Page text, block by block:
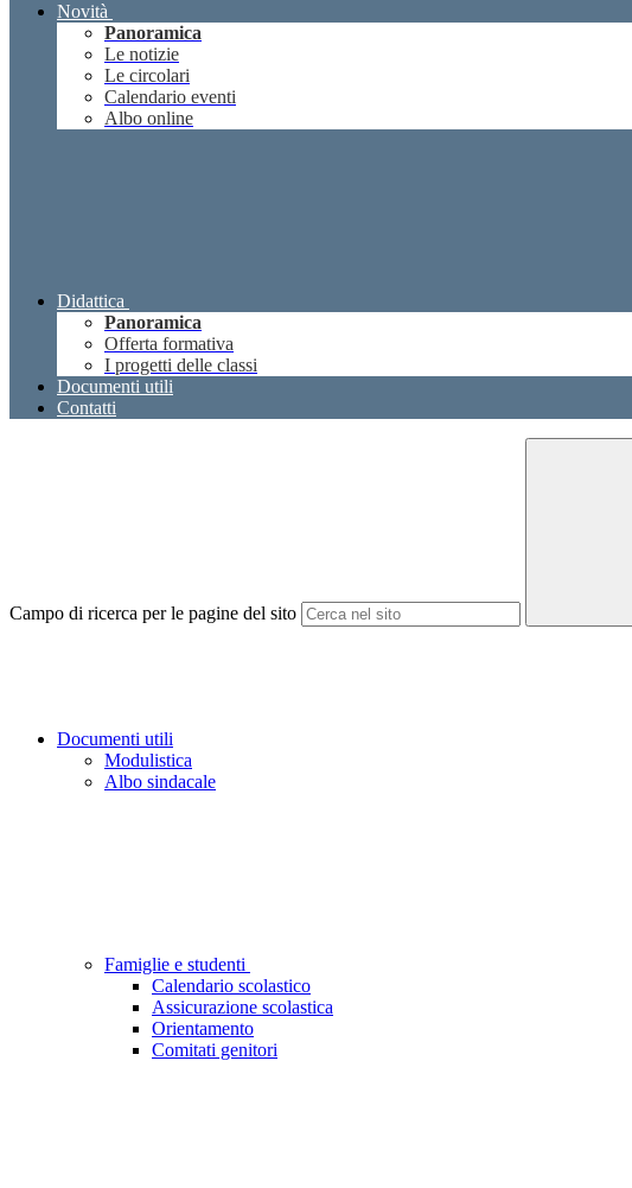
Novità
Panoramica
Le notizie
Le circolari
Calendario eventi
Albo online
Didattica
Panoramica
Offerta formativa
I progetti delle classi
Documenti utili
Contatti
Campo di ricerca per le pagine del sito
Documenti utili
Modulistica
Albo sindacale
Famiglie e studenti
Calendario scolastico
Assicurazione scolastica
Orientamento
Comitati genitori